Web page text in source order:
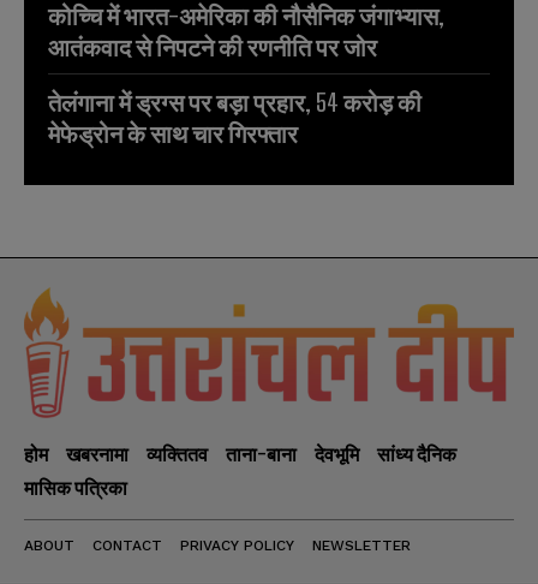
कोच्चि में भारत-अमेरिका की नौसैनिक जंगाभ्यास,
आतंकवाद से निपटने की रणनीति पर जोर
तेलंगाना में ड्रग्स पर बड़ा प्रहार, 54 करोड़ की
मेफेड्रोन के साथ चार गिरफ्तार
होम खबरनामा व्यक्तितव ताना-बाना देवभूमि
सांध्य दैनिक
मासिक पत्रिका
ABOUT CONTACT PRIVACY POLICY NEWSLETTER